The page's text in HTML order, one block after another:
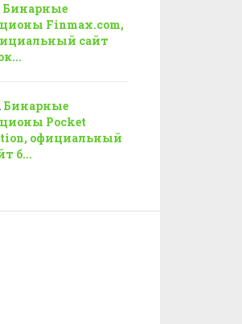
Бинарные
Finmax.com,
сайт
Бинарные
Pocket
официальный
б...